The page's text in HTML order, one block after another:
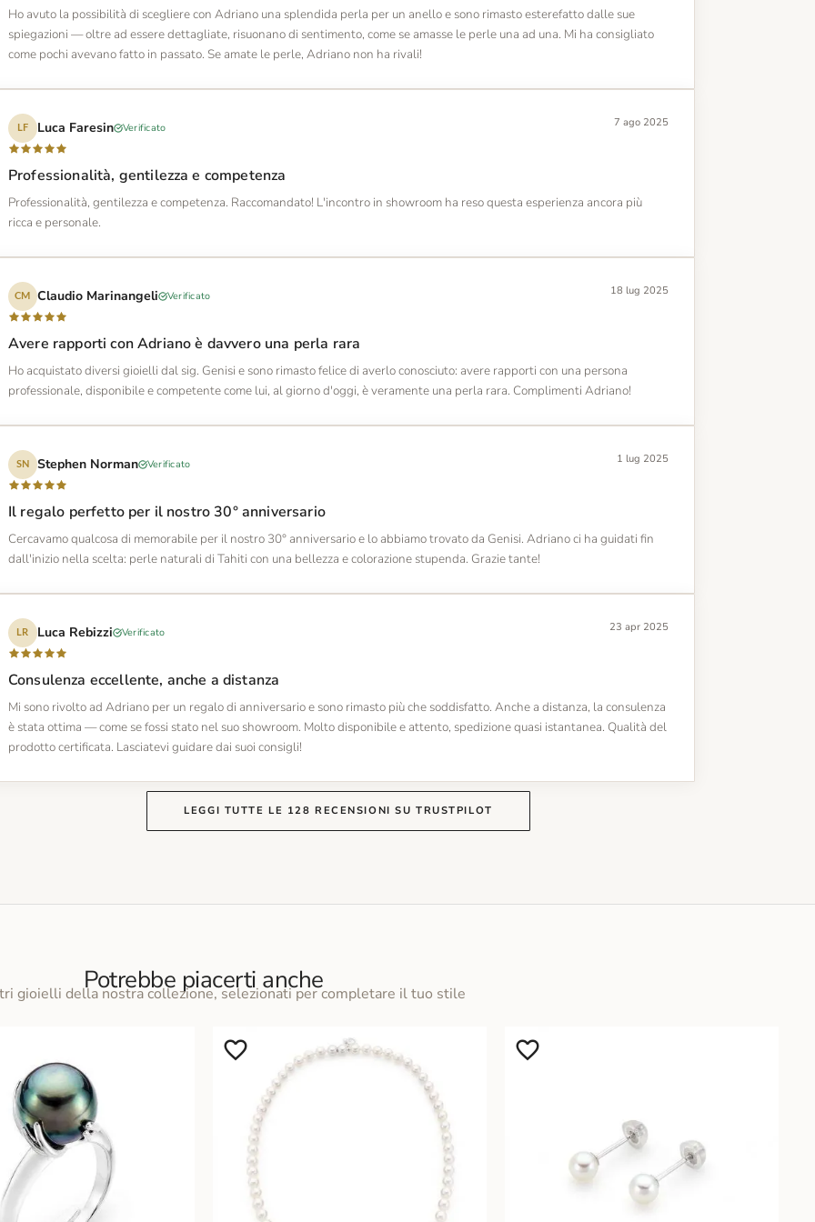
Ho avuto la possibilità di scegliere con Adriano una splendida perla per un anello e sono rimasto esterefatto dalle sue
spiegazioni — oltre ad essere dettagliate, risuonano di sentimento, come se amasse le perle una ad una. Mi ha consigliato
come pochi avevano fatto in passato. Se amate le perle, Adriano non ha rivali!
LF Luca Faresin Verificato 7 ago 2025
Professionalità, gentilezza e competenza
Professionalità, gentilezza e competenza. Raccomandato! L'incontro in showroom ha reso questa esperienza ancora più
ricca e personale.
CM Claudio Marinangeli Verificato 18 lug 2025
Avere rapporti con Adriano è davvero una perla rara
Ho acquistato diversi gioielli dal sig. Genisi e sono rimasto felice di averlo conosciuto: avere rapporti con una persona
professionale, disponibile e competente come lui, al giorno d'oggi, è veramente una perla rara. Complimenti Adriano!
SN Stephen Norman Verificato 1 lug 2025
Il regalo perfetto per il nostro 30° anniversario
Cercavamo qualcosa di memorabile per il nostro 30° anniversario e lo abbiamo trovato da Genisi. Adriano ci ha guidati fin
dall'inizio nella scelta: perle naturali di Tahiti con una bellezza e colorazione stupenda. Grazie tante!
LR Luca Rebizzi Verificato 23 apr 2025
Consulenza eccellente, anche a distanza
Mi sono rivolto ad Adriano per un regalo di anniversario e sono rimasto più che soddisfatto. Anche a distanza, la consulenza
è stata ottima — come se fossi stato nel suo showroom. Molto disponibile e attento, spedizione quasi istantanea. Qualità del
prodotto certificata. Lasciatevi guidare dai suoi consigli!
LEGGI TUTTE LE 128 RECENSIONI SU TRUSTPILOT
Potrebbe piacerti anche
gioielli della nostra collezione, selezionati per completare il tuo stile